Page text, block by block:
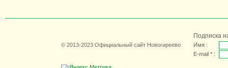
© 2013-2023 Официальный сайт Новогиреево
Подписка
Имя :
E-mail * :